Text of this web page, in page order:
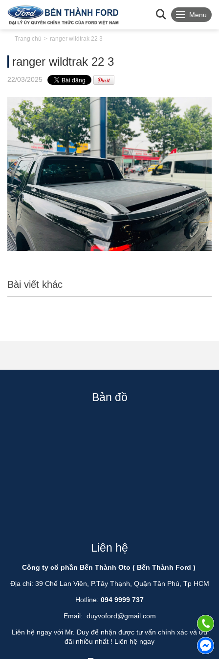
Menu
Trang chủ ranger wildtrak 22 3
ranger wildtrak 22 3
22/03/2025
Bài viết khác
Bản đồ
Liên hệ
Công ty cổ phần Bến Thành Oto ( Bến Thành Ford )
Địa chỉ: 39 Chế Lan Viên, P.Tây Thạnh, Quận Tân Phú, Tp HCM
Hotline: 094 9999 737
Email: duyvoford@gmail.com
Liên hệ ngay với Mr. Duy để nhận được tư vấn chính xác và ưu
đãi nhiều nhất ! Liên hệ ngay